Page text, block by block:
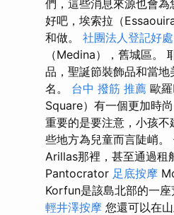
們，這些消息來源也會為
好吧，埃索拉（
和做。 社團法人登記好處
（Medina），舊城區。
品，聖誕節裝飾品和當地
名。 台中 撥筋 推薦 歐
Square）有一個更加時
重要的是要注意，小孩
些地方為兒童而言陡峭
Arillas那裡，甚至通過租
Pantocrator 足底按摩
Korfun是該島北部的一
輕井澤按摩 您還可以在